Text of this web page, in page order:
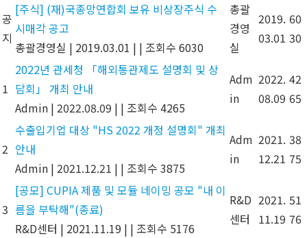
공
지
[주식] (재)국종망연합회 보유 비상장주식 수
시매각 공고
총괄경영실 | 2019.03.01 | | 조회수 6030
총괄
경영
실
2019.
03.01
60
30
1
2022년 관세청 「해외통관제도 설명회 및 상
담회」 개최 안내
Admin | 2022.08.09 | | 조회수 4265
Adm
in
2022.
08.09
42
65
2
수출입기업 대상 "HS 2022 개정 설명회" 개최
안내
Admin | 2021.12.21 | | 조회수 3875
Adm
in
2021.
12.21
38
75
3
[공모] CUPIA 제품 및 모듈 네이밍 공모 "내 이
름을 부탁해"(종료)
R&D센터 | 2021.11.19 | | 조회수 5176
R&D
센터
2021.
11.19
51
76